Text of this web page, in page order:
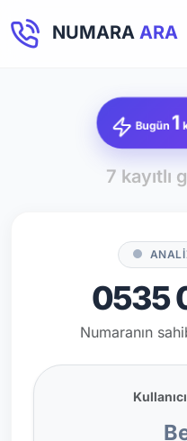
NUMARA ARA
Bugün1
7 kayıtlı
0535
Numaranın